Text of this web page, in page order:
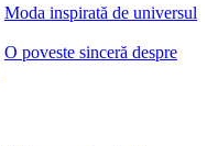
Moda inspirată de universul
O poveste sinceră despre